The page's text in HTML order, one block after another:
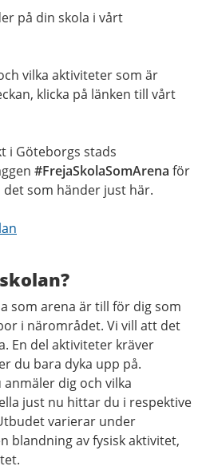
på din skola i vårt
vilka aktiviteter som är
klicka på länken till vårt
i Göteborgs stads
#FrejaSkolaSomArena för
som händer just här.
som arena är till för dig som
i närområdet. Vi vill att det
En del aktiviteter kräver
du bara dyka upp på.
dig och vilka
just nu hittar du i respektive
varierar under
blandning av fysisk aktivitet,